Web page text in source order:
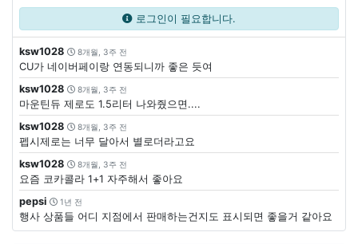
로그인이 필요합니다.
ksw1028 8개월, 3주 전
CU가 네이버페이랑 연동되니까 좋은 듯여
ksw1028
8개월, 3주 전
마운틴듀 제로도 1.5리터 나와줬으면....
ksw1028
8개월, 3주 전
펩시제로는 너무 달아서 별로더라고요
ksw1028
8개월, 3주 전
요즘 코카콜라 1+1 자주해서 좋아요
pepsi
1년 전
행사 상품들 어디 지점에서 판매하는건지도 표시되면 좋을거 같아요